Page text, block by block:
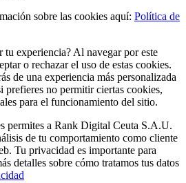
sobre las cookies aquí: Política de
tu experiencia? Al navegar por este
o rechazar el uso de estas cookies.
de una experiencia más personalizada
prefieres no permitir ciertas cookies,
para el funcionamiento del sitio.
permites a Rank Digital Ceuta S.A.U.
de tu comportamiento como cliente
Tu privacidad es importante para
detalles sobre cómo tratamos tus datos